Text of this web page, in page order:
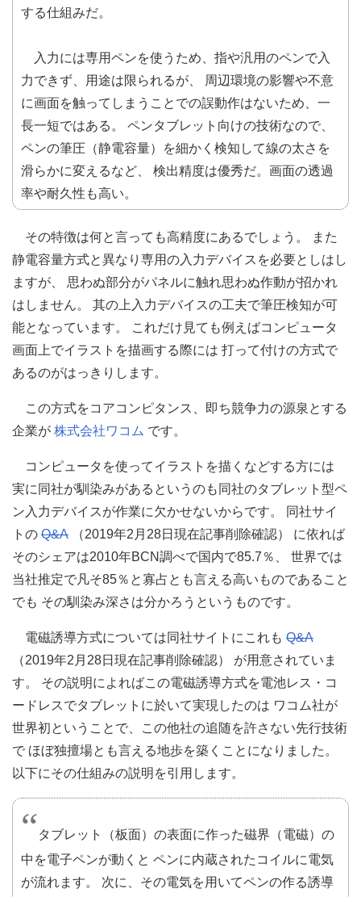
する仕組みだ。
入力には専用ペンを使うため、指や汎用のペンで入
力できず、用途は限られるが、 周辺環境の影響や不意
に画面を触ってしまうことでの誤動作はないため、一
長一短ではある。 ペンタブレット向けの技術なので、
ペンの筆圧（静電容量）を細かく検知して線の太さを
滑らかに変えるなど、 検出精度は優秀だ。画面の透過
率や耐久性も高い。
その特徴は何と言っても高精度にあるでしょう。 また
静電容量方式と異なり専用の入力デバイスを必要としはし
ますが、 思わぬ部分がパネルに触れ思わぬ作動が招かれ
はしません。 其の上入力デバイスの工夫で筆圧検知が可
能となっています。 これだけ見ても例えばコンピュータ
画面上でイラストを描画する際には 打って付けの方式で
あるのがはっきりします。
この方式をコアコンピタンス、即ち競争力の源泉とする
企業が 株式会社ワコム です。
コンピュータを使ってイラストを描くなどする方には
実に同社が馴染みがあるというのも同社のタブレット型ペ
ン入力デバイスが作業に欠かせないからです。 同社サイ
トの Q&A （2019年2月28日現在記事削除確認） に依れば
そのシェアは2010年BCN調べで国内で85.7％、 世界では
当社推定で凡そ85％と寡占とも言える高いものであること
でも その馴染み深さは分かろうというものです。
電磁誘導方式については同社サイトにこれも Q&A
（2019年2月28日現在記事削除確認） が用意されていま
す。 その説明によればこの電磁誘導方式を電池レス・コ
ードレスでタブレットに於いて実現したのは ワコム社が
世界初ということで、この他社の追随を許さない先行技術
で ほぼ独擅場とも言える地歩を築くことになりました。
以下にその仕組みの説明を引用します。
タブレット（板面）の表面に作った磁界（電磁）の
中を電子ペンが動くと ペンに内蔵されたコイルに電気
が流れます。 次に、その電気を用いてペンの作る誘導